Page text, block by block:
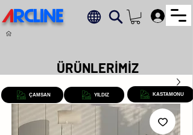
ARCLINE
ÇAMSAN YILDIZ KASTAMONU
ÜRÜNLERİMİZ